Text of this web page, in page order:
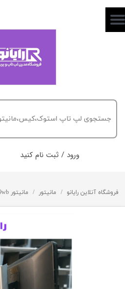
ورود / ثبت نام کنید
حساب کاربری من
خروج از حساب کاربری
فروشگاه آنلاین رایانو مانیتور مانیتور Dell S2009wb